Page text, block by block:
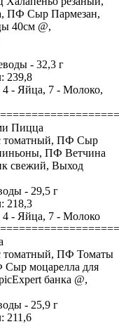
ПФ Сыр Пармезан,
40см @,
- 32,3 г
239,8
4 - Яйца, 7 - Молоко,
Пицца
томатный, ПФ Сыр
ПФ Ветчина
свежий, Выход
- 29,5 г
218,3
4 - Яйца, 7 - Молоко
томатный, ПФ Томаты
моцарелла для
банка @,
- 25,9 г
211,6